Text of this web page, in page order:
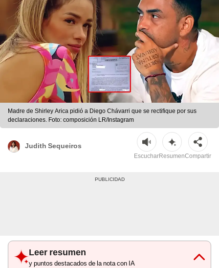
Madre de Shirley Arica pidió a Diego Chávarri que se rectifique por sus
declaraciones. Foto: composición LR/Instagram
Judith Sequeiros
EscucharResumenCompartir
Leer resumen
y puntos destacados de la nota con IA